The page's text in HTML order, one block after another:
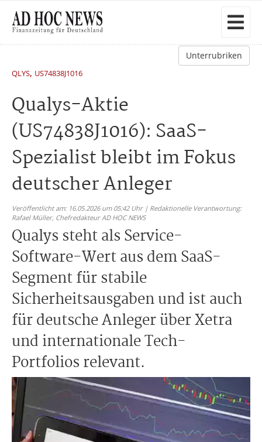
Unterrubriken
QLYS, US74838J1016
Qualys-Aktie
(US74838J1016): SaaS-
Spezialist bleibt im Fokus
deutscher Anleger
Veröffentlicht am: 16.05.2026 um 05:42 Uhr | Redaktionelle Verantwortung:
Rafael Müller, Chefredakteur AD HOC NEWS
Qualys steht als Service-
Software-Wert aus dem SaaS-
Segment für stabile
Sicherheitsausgaben und ist auch
für deutsche Anleger über Xetra
und internationale Tech-
Portfolios relevant.